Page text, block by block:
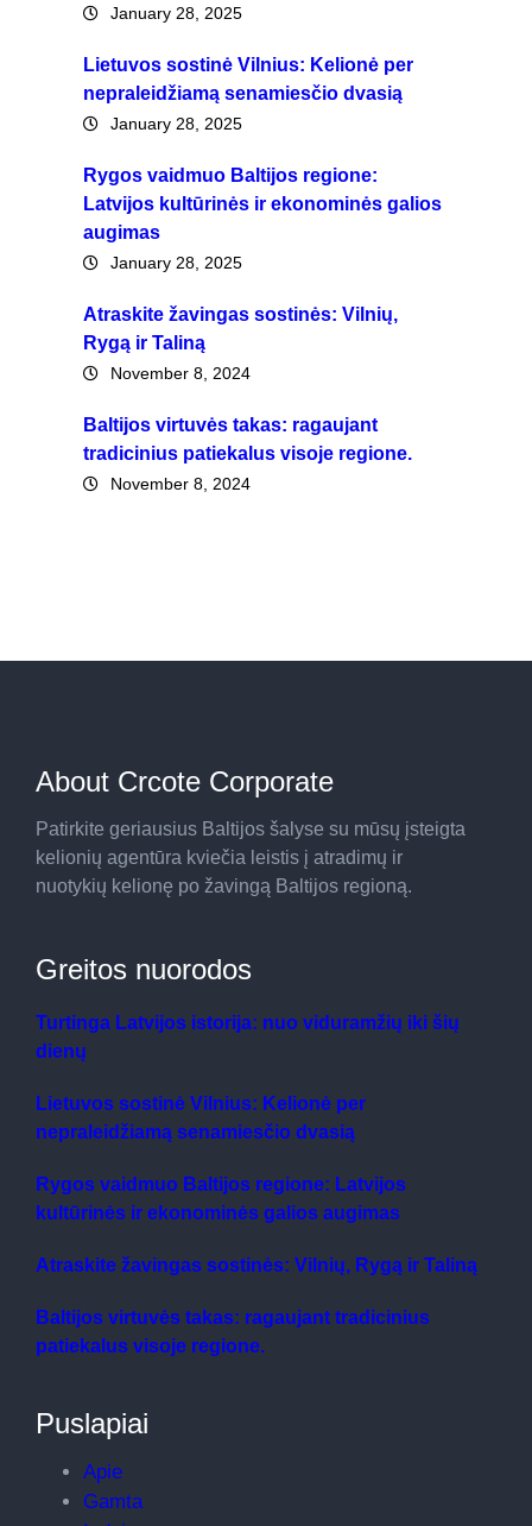
January 28, 2025
Lietuvos sostinė Vilnius: Kelionė per
nepraleidžiamą senamiesčio dvasią
January 28, 2025
Rygos vaidmuo Baltijos regione:
Latvijos kultūrinės ir ekonominės galios
augimas
January 28, 2025
Atraskite žavingas sostinės: Vilnių,
Rygą ir Taliną
November 8, 2024
Baltijos virtuvės takas: ragaujant
tradicinius patiekalus visoje regione.
November 8, 2024
About Crcote Corporate
Patirkite geriausius Baltijos šalyse su mūsų įsteigta
kelionių agentūra kviečia leistis į atradimų ir
nuotykių kelionę po žavingą Baltijos regioną.
Greitos nuorodos
Turtinga Latvijos istorija: nuo viduramžių iki šių
dienų
Lietuvos sostinė Vilnius: Kelionė per
nepraleidžiamą senamiesčio dvasią
Rygos vaidmuo Baltijos regione: Latvijos
kultūrinės ir ekonominės galios augimas
Atraskite žavingas sostinės: Vilnių, Rygą ir Taliną
Baltijos virtuvės takas: ragaujant tradicinius
patiekalus visoje regione.
Puslapiai
Apie
Gamta